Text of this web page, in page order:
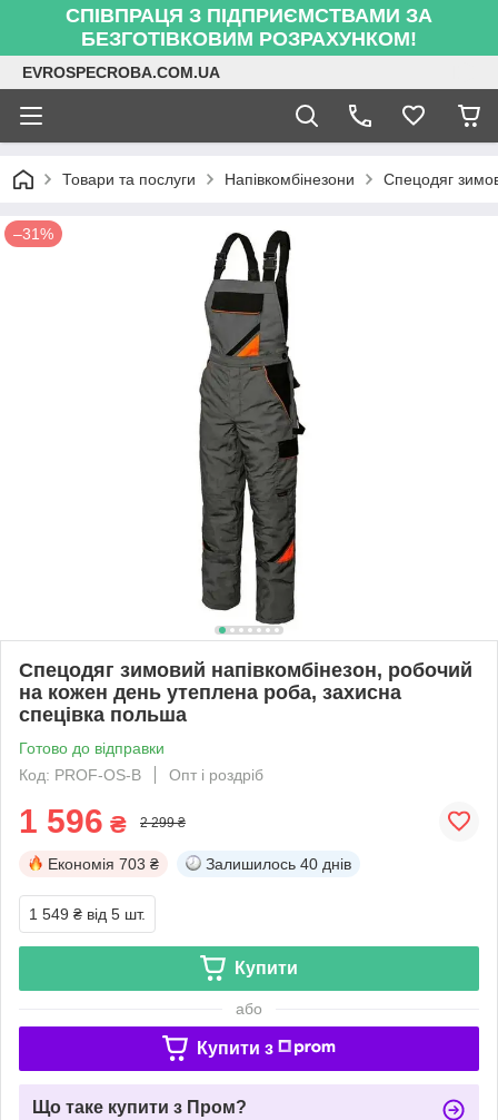
СПІВПРАЦЯ З ПІДПРИЄМСТВАМИ ЗА
БЕЗГОТІВКОВИМ РОЗРАХУНКОМ!
EVROSPECROBA.COM.UA
Товари та послуги Напівкомбінезони Спецодяг
–31%
Спецодяг зимовий напівкомбінезон, робочий
на кожен день утеплена роба, захисна
спецівка польша
Готово до відправки
Код: PROF-OS-B
Опт і роздріб
1 596 ₴ 2 299 ₴
Економія 703 ₴ Залишилось 40 днів
1 549 ₴ від 5 шт.
Купити
або
Купити з
Що таке купити з Пром?